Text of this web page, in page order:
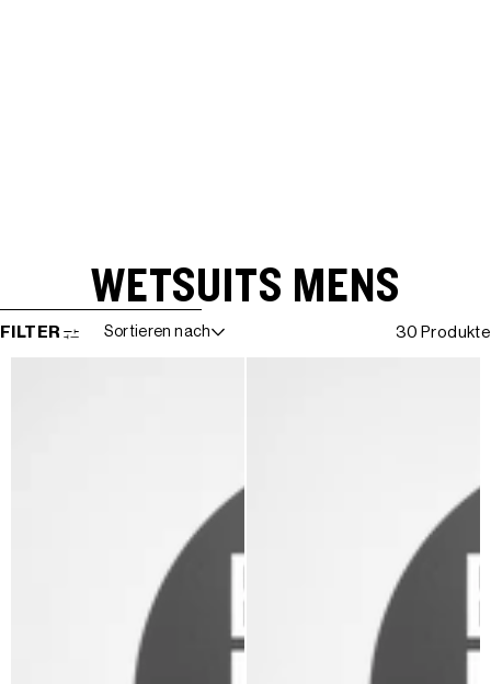
WETSUITS MENS
WEITER ZUR ERGEBNISLISTE
FILTER Sortieren nach 30 Produkte